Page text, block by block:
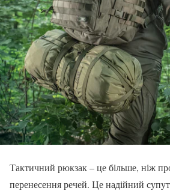
Тактичний рюкзак – це більше, ніж
перенесення речей. Це надійний